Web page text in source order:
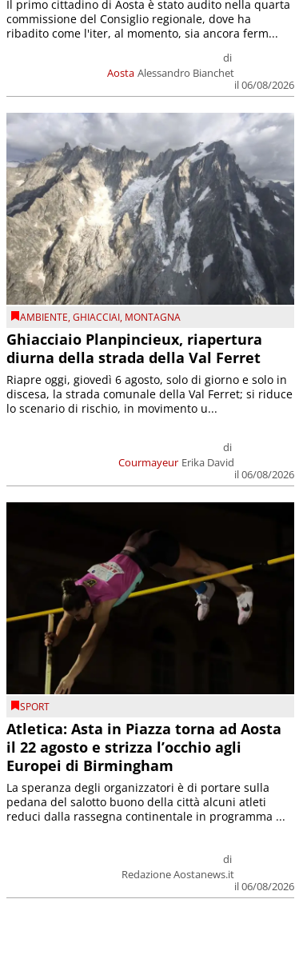
Aosta
di
Alessandro Bianchet
il 06/08/2026
Il primo cittadino di Aosta è stato audito nella quarta
commissione del Consiglio regionale, dove ha
ribadito come l'iter, al momento, sia ancora ferm...
AMBIENTE,GHIACCIAI, MONTAGNA
Ghiacciaio Planpincieux, riapertura
diurna della strada della Val Ferret
Courmayeur
di
Erika David
il 06/08/2026
Riapre oggi, giovedì 6 agosto, solo di giorno e solo in
discesa, la strada comunale della Val Ferret; si riduce
lo scenario di rischio, in movimento u...
SPORT
Atletica: Asta in Piazza torna ad Aosta
il 22 agosto e strizza l’occhio agli
Europei di Birmingham
di
Redazione Aostanews.it
il 06/08/2026
La speranza degli organizzatori è di portare sulla
pedana del salotto buono della città alcuni atleti
reduci dalla rassegna continentale in programma ...